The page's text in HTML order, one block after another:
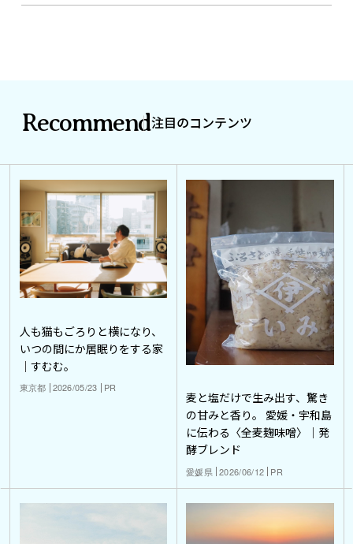
Recommend注目のコンテンツ
人も猫もごろりと横になり、
いつの間にか居眠りをする家
｜すむむ。
東京都 2026/05/23 PR
麦と塩だけで生み出す、驚き
の甘みと香り。 愛媛・宇和島
に伝わる〈全麦麹味噌〉｜発
酵ブレンド
愛媛県 2026/06/12 PR